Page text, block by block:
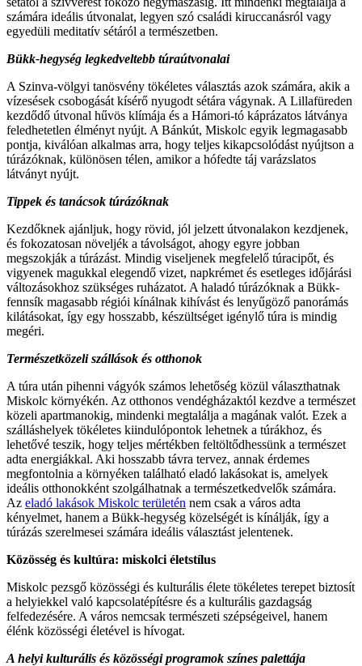
számára ideális útvonalat, legyen szó családi kiruccanásról vagy
egyedüli meditatív sétáról a természetben.
Bükk-hegység legkedveltebb túraútvonalai
A Szinva-völgyi tanösvény tökéletes választás azok számára, akik a
vízesések csobogását kísérő nyugodt sétára vágynak. A Lillafüreden
kezdődő útvonal hűvös klímája és a Hámori-tó káprázatos látványa
feledhetetlen élményt nyújt. A Bánkút, Miskolc egyik legmagasabb
pontja, kiválóan alkalmas arra, hogy teljes kikapcsolódást nyújtson a
túrázóknak, különösen télen, amikor a hófedte táj varázslatos
látványt nyújt.
Tippek és tanácsok túrázóknak
Kezdőknek ajánljuk, hogy rövid, jól jelzett útvonalakon kezdjenek,
és fokozatosan növeljék a távolságot, ahogy egyre jobban
megszokják a túrázást. Mindig viseljenek megfelelő túracipőt, és
vigyenek magukkal elegendő vizet, napkrémet és esetleges időjárási
változásokhoz szükséges ruházatot. A haladó túrázóknak a Bükk-
fennsík magasabb régiói kínálnak kihívást és lenyűgöző panorámás
kilátásokat, így egy hosszabb, készültséget igénylő túra is mindig
megéri.
Természetközeli szállások és otthonok
A túra után pihenni vágyók számos lehetőség közül választhatnak
Miskolc környékén. Az otthonos vendégházaktól kezdve a természet
közeli apartmanokig, mindenki megtalálja a magának valót. Ezek a
szálláshelyek tökéletes kiindulópontok lehetnek a túrákhoz, és
lehetővé teszik, hogy teljes mértékben feltöltődhessünk a természet
adta energiákkal. Aki hosszabb távra tervez, annak érdemes
megfontolnia a környéken található eladó lakásokat is, amelyek
ideális otthonokként szolgálhatnak a természetkedvelők számára.
Az eladó lakások Miskolc területén nem csak a város adta
kényelmet, hanem a Bükk-hegység közelségét is kínálják, így a
túrázás szerelmesei számára ideális választást jelentenek.
Közösség és kultúra: miskolci életstílus
Miskolc pezsgő közösségi és kulturális élete tökéletes terepet biztosít
a helyiekkel való kapcsolatépítésre és a kulturális gazdagság
felfedezésére. A város nemcsak természeti szépségeivel, hanem
élénk közösségi életével is hívogat.
A helyi kulturális és közösségi programok színes palettája